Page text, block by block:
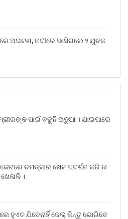
ଅଘଟଣ, ନଦୀରେ ଭାସିଗଲେ ୨ ଯୁବକ
ପାଇଁ ବଢୁଛି ଅଡୁଆ । ଯାଇପାରେ
ଚମତ୍କାର ଖେଳ ପଦର୍ଶନ କରି ନା
।
ହୁଏତ ଯିବେନାହିଁ ଜେଲ୍ କିନ୍ତୁ ଭୋଗିବେ